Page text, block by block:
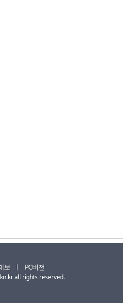
보 PC버전
all rights reserved.